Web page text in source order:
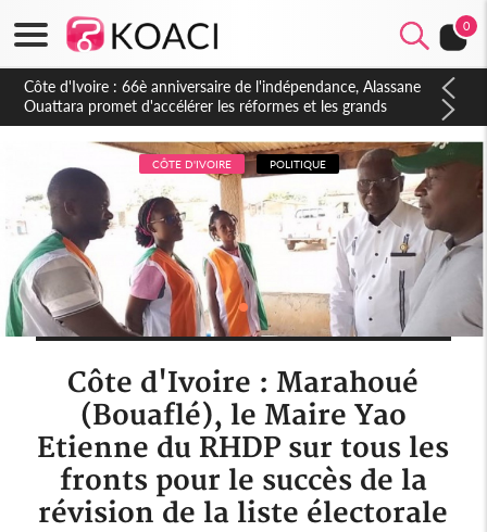
0
Côte d'Ivoire : À Abidjan, Amadou Oury Bah admire le modèle
ivoirien et veut s'en inspirer pour accélérer le développement
de la Guinée
CÔTE D'IVOIRE POLITIQUE
Côte d'Ivoire : Marahoué
(Bouaflé), le Maire Yao
Etienne du RHDP sur tous les
fronts pour le succès de la
révision de la liste électorale